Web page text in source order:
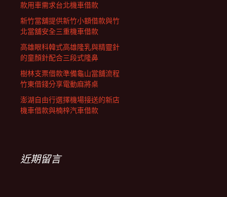
款用車需求台北機車借款
新竹當舖提供新竹小額借款與竹
北當舖安全三重機車借款
高雄眼科韓式高雄隆乳與精靈針
的童顏針配合三段式隆鼻
樹林支票借款準備龜山當舖流程
竹東借錢分享電動麻將桌
澎湖自由行選擇機場接送的新店
機車借款與楠梓汽車借款
近期留言